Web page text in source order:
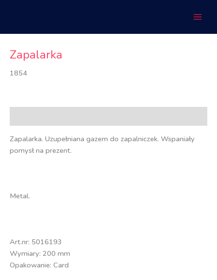
Zapalarka
1854
Zapalarka. Uzupełniana gazem do zapalniczek. Wspaniały
pomysł na prezent.
Metal.
Art.nr: 5016193
Wymiary: 200 mm
Opakowanie: Card